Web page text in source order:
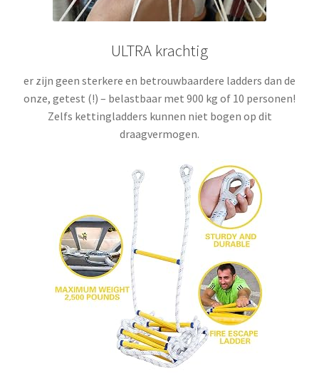
ULTRA krachtig
er zijn geen sterkere en betrouwbaardere ladders dan de
onze, getest (!) – belastbaar met 900 kg of 10 personen!
Zelfs kettingladders kunnen niet bogen op dit
draagvermogen.